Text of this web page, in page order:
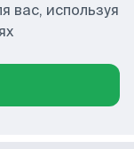
вас, используя